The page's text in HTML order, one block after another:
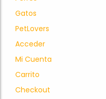
Gatos
PetLovers
Acceder
Mi Cuenta
Carrito
Checkout